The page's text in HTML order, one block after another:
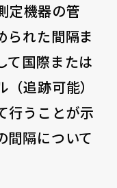
定機器の管
られた間隔ま
て国際または
追跡可能）
行うことが示
間隔について